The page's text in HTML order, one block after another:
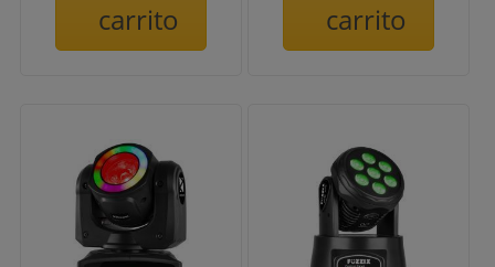
carrito
carrito